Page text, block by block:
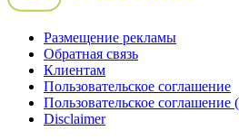
Размещение рекламы
Обратная связь
Клиентам
Пользовательское соглашение
Пользовательское соглашение
Disclaimer